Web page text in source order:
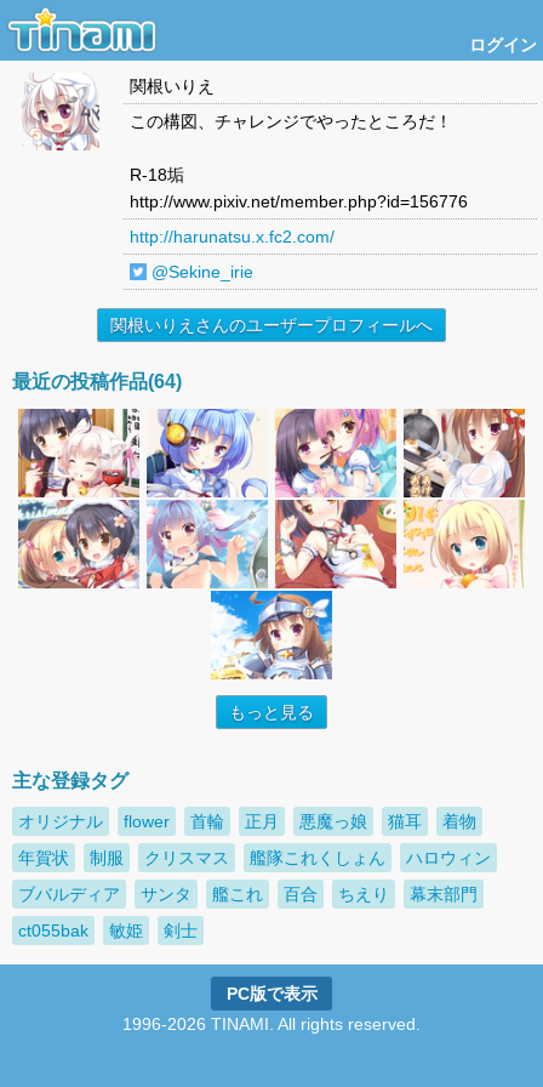
ログイン
関根いりえ
この構図、チャレンジでやったところだ！
R-18垢
http://www.pixiv.net/member.php?id=156776
http://harunatsu.x.fc2.com/
@Sekine_irie
関根いりえさんのユーザープロフィールへ
最近の投稿作品(64)
もっと見る
主な登録タグ
オリジナル flower 首輪 正月 悪魔っ娘 猫耳
着物
年賀状
制服 クリスマス 艦隊これくしょん
ハロウィン
ブバルディア
サンタ 艦これ 百合 ちえり
幕末部門
ct055bak
敏姫 剣士
PC版で表示
1996-2026 TINAMI. All rights reserved.